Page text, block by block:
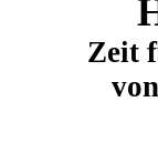
Zeit